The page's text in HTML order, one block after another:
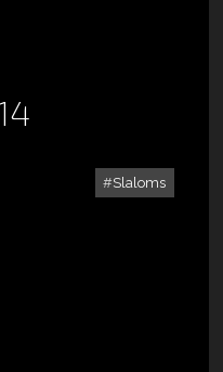
Slaloms
18 MAI 2014